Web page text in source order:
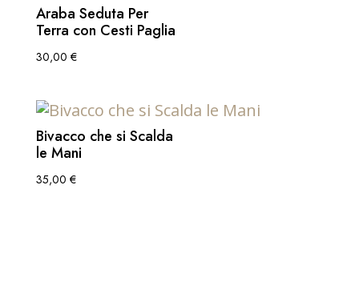
Araba Seduta Per
Terra con Cesti Paglia
30,00 €
Bivacco che si Scalda
le Mani
35,00 €